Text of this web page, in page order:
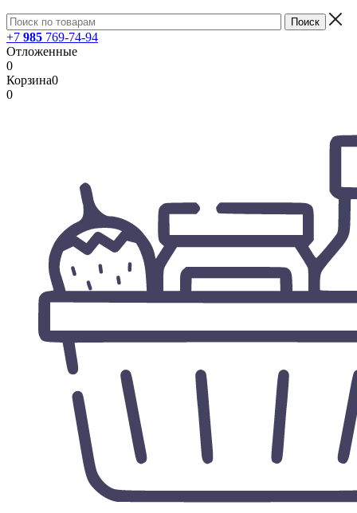
+7 985 769-74-94
Отложенные
0
Корзина0
0